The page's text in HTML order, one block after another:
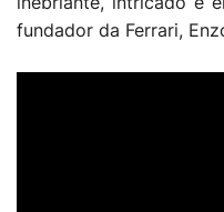
fundador da Ferrari,